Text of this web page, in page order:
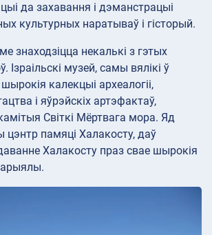
да захавання і дэманстрацыі
культурных наратываў і гісторый.
знаходзіцца некалькі з гэтых
Ізраільскі музей, самы вялікі ў
калекцыі археалогіі,
і яўрэйскіх артэфактаў,
Світкі Мёртвага мора. Яд
памяці Халакосту, даў
Халакосту праз свае шырокія